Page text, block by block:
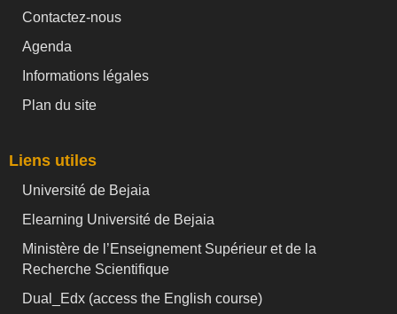
Contactez-nous
Agenda
Informations légales
Plan du site
Liens utiles
Université de Bejaia
Elearning Université de Bejaia
Ministère de l’Enseignement Supérieur et de la
Recherche Scientifique
Dual_Edx (access the English course)